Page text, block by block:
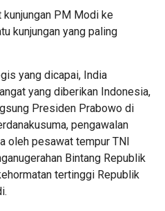
kunjungan PM Modi ke
kunjungan yang paling
yang dicapai, India
yang diberikan Indonesia,
Presiden Prabowo di
pengawalan
oleh pesawat tempur TNI
Bintang Republik
tertinggi Republik